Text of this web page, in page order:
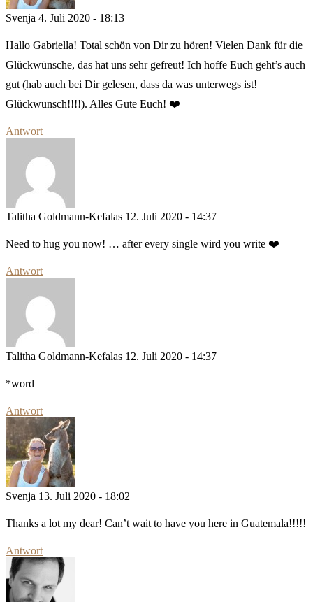
Svenja 4. Juli 2020 - 18:13
Hallo Gabriella! Total schön von Dir zu hören! Vielen Dank für die
Glückwünsche, das hat uns sehr gefreut! Ich hoffe Euch geht’s auch
gut (hab auch bei Dir gelesen, dass da was unterwegs ist!
Glückwunsch!!!!). Alles Gute Euch! ❤️
Antwort
Talitha Goldmann-Kefalas 12. Juli 2020 - 14:37
Need to hug you now! … after every single wird you write ❤️
Antwort
Talitha Goldmann-Kefalas 12. Juli 2020 - 14:37
*word
Antwort
Svenja 13. Juli 2020 - 18:02
Thanks a lot my dear! Can’t wait to have you here in Guatemala!!!!!
Antwort